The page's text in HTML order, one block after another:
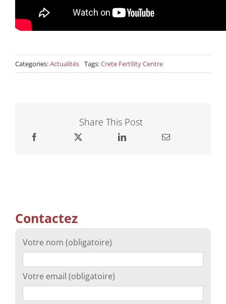
Categories:Actualités Tags:Crete Fertility Centre
Share This Post
Contactez
Votre nom (obligatoire)
Votre email (obligatoire)